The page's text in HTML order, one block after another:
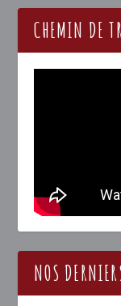
CHEMIN DE
NOS